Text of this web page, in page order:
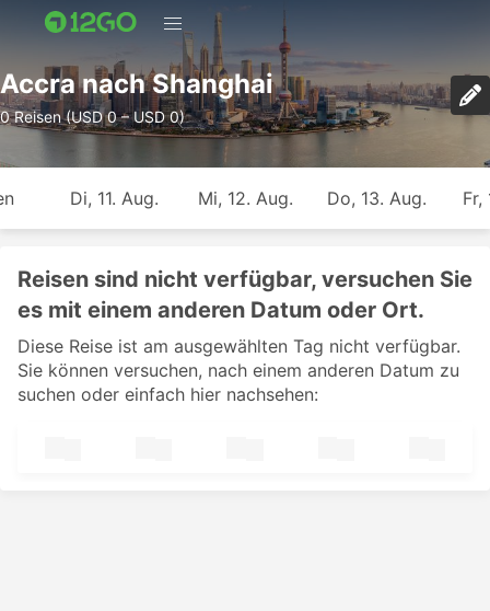
Accra nach Shanghai
0 Reisen (USD 0 – USD 0)
Di, 11. Aug. Mi, 12. Aug. Do, 13. Aug. Fr,
Reisen sind nicht verfügbar, versuchen Sie
es mit einem anderen Datum oder Ort.
Diese Reise ist am ausgewählten Tag nicht verfügbar.
Sie können versuchen, nach einem anderen Datum zu
suchen oder einfach hier nachsehen: